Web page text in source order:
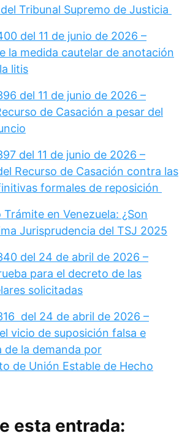
Tribunal Supremo de Justicia
del 11 de junio de 2026 –
la medida cautelar de anotación
litis
del 11 de junio de 2026 –
de Casación a pesar del
del 11 de junio de 2026 –
Recurso de Casación contra las
formales de reposición
en Venezuela: ¿Son
Jurisprudencia del TSJ 2025
del 24 de abril de 2026 –
para el decreto de las
solicitadas
del 24 de abril de 2026 –
vicio de suposición falsa e
de la demanda por
de Unión Estable de Hecho
esta entrada: